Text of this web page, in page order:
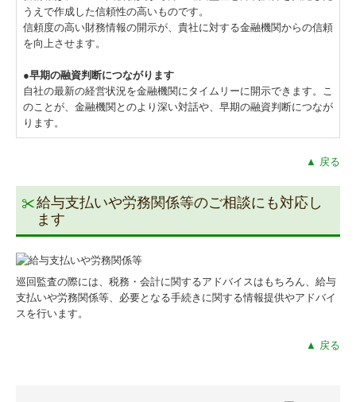
うえで作成した信頼性の高いものです。
信頼度の高い財務情報の開示が、貴社に対する金融機関からの信頼
を向上させます。
●早期の融資判断につながります
自社の最新の経営状況を金融機関にタイムリーに開示できます。こ
のことが、金融機関とのより深い対話や、早期の融資判断につなが
ります。
▲ 戻る
給与支払いや労務関係等のご相談にも対応し
ます
巡回監査の際には、税務・会計に関するアドバイスはもちろん、給与
支払いや労務関係等、必要となる手続きに関する情報提供やアドバイ
スを行います。
▲ 戻る